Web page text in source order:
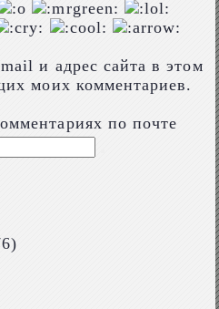
и адрес сайта в этом
моих комментариев.
по почте